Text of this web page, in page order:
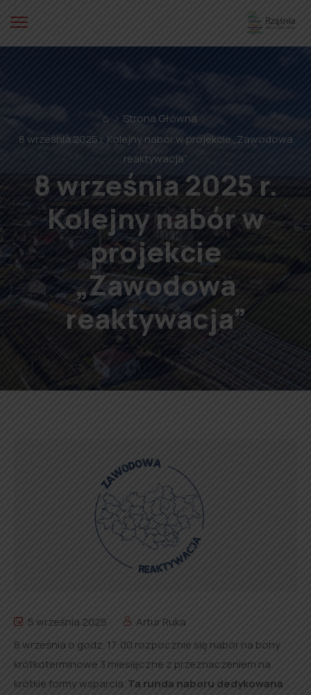
⌂
Strona Główna
8 września 2025 r. Kolejny nabór w projekcie „Zawodowa
reaktywacja”
8 września 2025 r.
Kolejny nabór w
projekcie
„Zawodowa
reaktywacja”
5 września 2025
Artur Ruka
8 września o godz. 17:00 rozpocznie się nabór na bony
krótkoterminowe 3 miesięczne z przeznaczeniem na
krótkie formy wsparcia. Ta runda naboru dedykowana